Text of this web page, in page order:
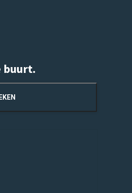
buurt.